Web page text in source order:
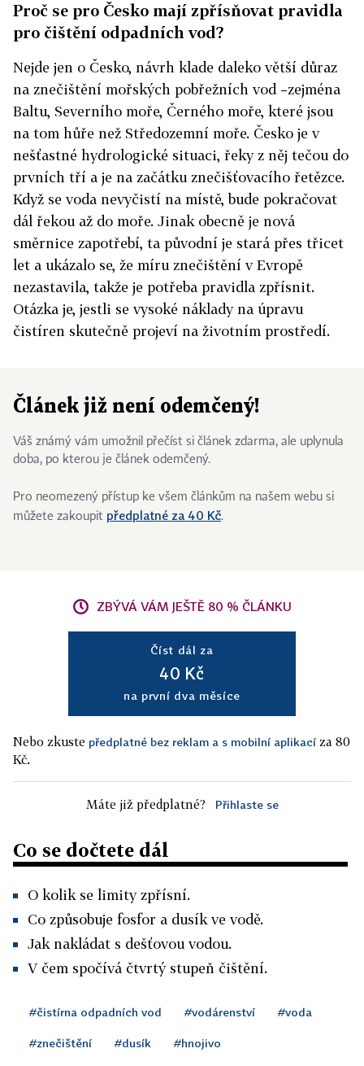
Proč se pro Česko mají zpřísňovat pravidla
pro čištění odpadních vod?
Nejde jen o Česko, návrh klade daleko větší důraz
na znečištění mořských pobřežních vod –zejména
Baltu, Severního moře, Černého moře, které jsou
na tom hůře než Středozemní moře. Česko je v
nešťastné hydrologické situaci, řeky z něj tečou do
prvních tří a je na začátku znečišťovacího řetězce.
Když se voda nevyčistí na místě, bude pokračovat
dál řekou až do moře. Jinak obecně je nová
směrnice zapotřebí, ta původní je stará přes třicet
let a ukázalo se, že míru znečištění v Evropě
nezastavila, takže je potřeba pravidla zpřísnit.
Otázka je, jestli se vysoké náklady na úpravu
čistíren skutečně projeví na životním prostředí.
Článek již není odemčený!
Váš známý vám umožnil přečíst si článek zdarma, ale uplynula
doba, po kterou je článek odemčený.
Pro neomezený přístup ke všem článkům na našem webu si
můžete zakoupit předplatné za 40 Kč.
ZBÝVÁ VÁM JEŠTĚ 80 % ČLÁNKU
Číst dál za
40 Kč
na první dva měsíce
Nebo zkuste předplatné bez reklam a s mobilní aplikací za 80
Kč.
Máte již předplatné? Přihlaste se
Co se dočtete dál
O kolik se limity zpřísní.
Co způsobuje fosfor a dusík ve vodě.
Jak nakládat s dešťovou vodou.
V čem spočívá čtvrtý stupeň čištění.
#čistírna odpadních vod #vodárenství #voda
#znečištění #dusík #hnojivo